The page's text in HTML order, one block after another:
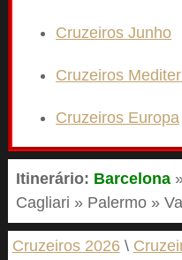
Cruzeiros Junho
Cruzeiros
Cruzeiros Europa
Itinerário: Barcelona
Cagliari » Palermo »
Cruzeiros 2026